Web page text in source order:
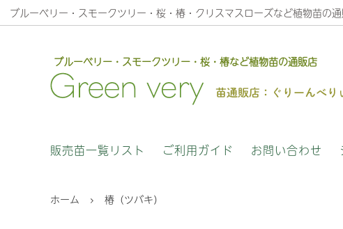
ブルーベリー・スモークツリー・桜・椿・クリスマスローズなど植物苗の
ブルーベリー・スモークツリー・桜・椿など植物苗の通販店
クリスマスロ－ズ木口交配について
高正園さんへ
販売苗一覧リスト ご利用ガイド お問い合わせ
ホーム 椿（ツバキ）